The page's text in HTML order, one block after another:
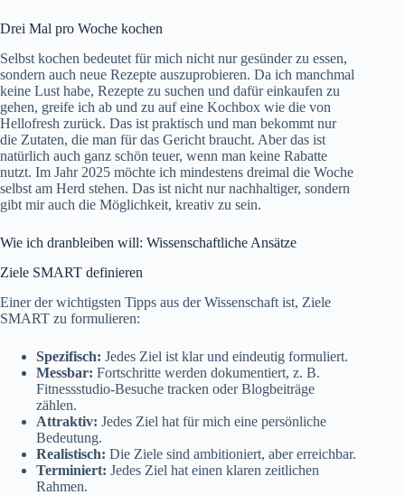
Drei Mal pro Woche kochen
Selbst kochen bedeutet für mich nicht nur gesünder zu essen,
sondern auch neue Rezepte auszuprobieren. Da ich manchmal
keine Lust habe, Rezepte zu suchen und dafür einkaufen zu
gehen, greife ich ab und zu auf eine Kochbox wie die von
Hellofresh zurück. Das ist praktisch und man bekommt nur
die Zutaten, die man für das Gericht braucht. Aber das ist
natürlich auch ganz schön teuer, wenn man keine Rabatte
nutzt. Im Jahr 2025 möchte ich mindestens dreimal die Woche
selbst am Herd stehen. Das ist nicht nur nachhaltiger, sondern
gibt mir auch die Möglichkeit, kreativ zu sein.
Wie ich dranbleiben will: Wissenschaftliche Ansätze
Ziele SMART definieren
Einer der wichtigsten Tipps aus der Wissenschaft ist, Ziele
SMART zu formulieren:
Spezifisch: Jedes Ziel ist klar und eindeutig formuliert.
Messbar: Fortschritte werden dokumentiert, z. B.
Fitnessstudio-Besuche tracken oder Blogbeiträge
zählen.
Attraktiv: Jedes Ziel hat für mich eine persönliche
Bedeutung.
Realistisch: Die Ziele sind ambitioniert, aber erreichbar.
Terminiert: Jedes Ziel hat einen klaren zeitlichen
Rahmen.